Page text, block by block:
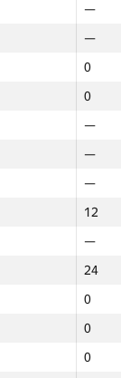
—
—
0
0
—
—
—
12
—
24
0
0
0
—
—
0
0
—
—
—
12
—
24
0
0
0